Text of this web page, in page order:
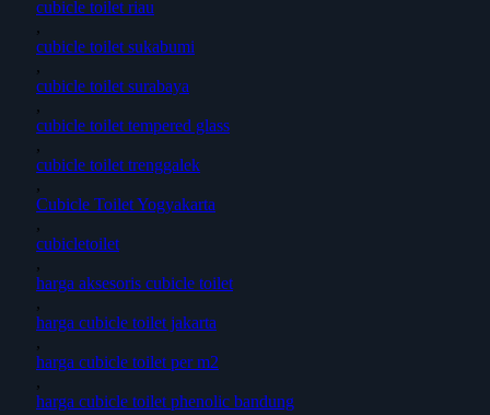
cubicle toilet riau
,
cubicle toilet sukabumi
,
cubicle toilet surabaya
,
cubicle toilet tempered glass
,
cubicle toilet trenggalek
,
Cubicle Toilet Yogyakarta
,
cubicletoilet
,
harga aksesoris cubicle toilet
,
harga cubicle toilet jakarta
,
harga cubicle toilet per m2
,
harga cubicle toilet phenolic bandung